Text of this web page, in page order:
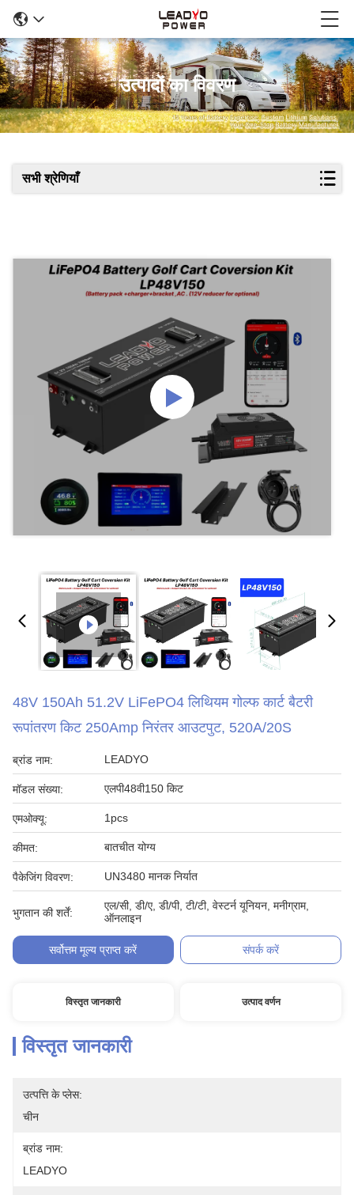
उत्पादों का विवरण
सभी श्रेणियाँ
48V 150Ah 51.2V LiFePO4 लिथियम गोल्फ कार्ट बैटरी
रूपांतरण किट 250Amp निरंतर आउटपुट, 520A/20S
ब्रांड नाम: LEADYO
मॉडल संख्या: एलपी48वी150 किट
एमओक्यू: 1pcs
कीमत: बातचीत योग्य
पैकेजिंग विवरण: UN3480 मानक निर्यात
भुगतान की शर्तें:
एल/सी, डी/ए, डी/पी, टी/टी, वेस्टर्न यूनियन, मनीग्राम,
ऑनलाइन
सर्वोत्तम मूल्य प्राप्त करें संपर्क करें
विस्तृत जानकारी उत्पाद वर्णन
विस्तृत जानकारी
उत्पत्ति के प्लेस:
चीन
ब्रांड नाम:
LEADYO